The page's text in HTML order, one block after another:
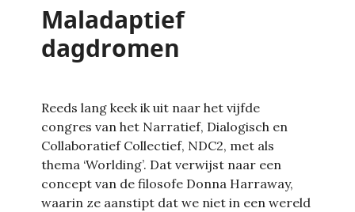
Maladaptief
dagdromen
Reeds lang keek ik uit naar het vijfde
congres van het Narratief, Dialogisch en
Collaboratief Collectief, NDC2, met als
thema ‘Worlding’. Dat verwijst naar een
concept van de filosofe Donna Harraway,
waarin ze aanstipt dat we niet in een wereld